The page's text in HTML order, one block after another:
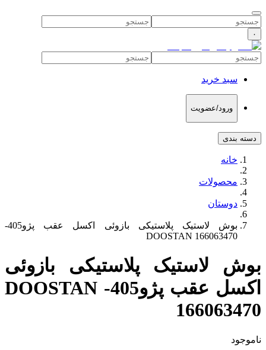
۰
سبد خرید
ورود/عضویت
دسته بندی
خانه
محصولات
دوستان
بوش لاستیک پلاستیکی بازوئی اکسل عقب پژو405-
DOOSTAN 166063470
بوش لاستیک پلاستیکی بازوئی
اکسل عقب پژو405- DOOSTAN
166063470
ناموجود